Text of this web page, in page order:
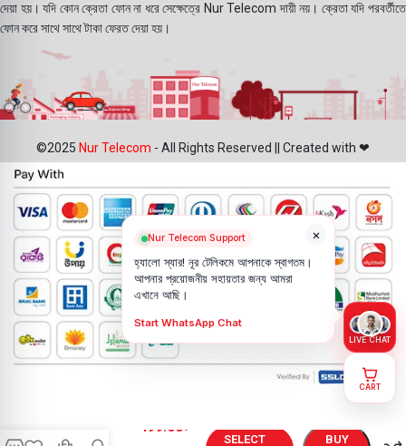
দেয়া হয়। যদি কোন ক্রেতা ফোন না ধরে সেক্ষেত্রে Nur Telecom দায়ী নয়। ক্রেতা যদি পরবর্তীতে
ফোন করে সাথে সাথে টাকা ফেরত দেয়া হয়।
©2025 Nur Telecom - All Rights Reserved || Created with ❤
Battery
499.00৳
SELECT BUY
×
Nur Telecom Support
হ্যালো স্যার! নূর টেলিকমে আপনাকে স্বাগতম।
আপনার প্রয়োজনীয় সহায়তার জন্য আমরা
এখানে আছি।
Start WhatsApp Chat
LIVE CHAT
CART